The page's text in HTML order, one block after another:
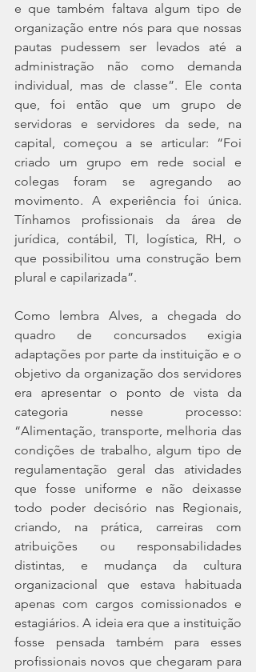
e que também faltava algum tipo de
organização entre nós para que nossas
pautas pudessem ser levados até a
administração não como demanda
individual, mas de classe”. Ele conta
que, foi então que um grupo de
servidoras e servidores da sede, na
capital, começou a se articular: “Foi
criado um grupo em rede social e
colegas foram se agregando ao
movimento. A experiência foi única.
Tínhamos profissionais da área de
jurídica, contábil, TI, logística, RH, o
que possibilitou uma construção bem
plural e capilarizada”.
Como lembra Alves, a chegada do
quadro de concursados exigia
adaptações por parte da instituição e o
objetivo da organização dos servidores
era apresentar o ponto de vista da
categoria nesse processo:
“Alimentação, transporte, melhoria das
condições de trabalho, algum tipo de
regulamentação geral das atividades
que fosse uniforme e não deixasse
todo poder decisório nas Regionais,
criando, na prática, carreiras com
atribuições ou responsabilidades
distintas, e mudança da cultura
organizacional que estava habituada
apenas com cargos comissionados e
estagiários. A ideia era que a instituição
fosse pensada também para esses
profissionais novos que chegaram para